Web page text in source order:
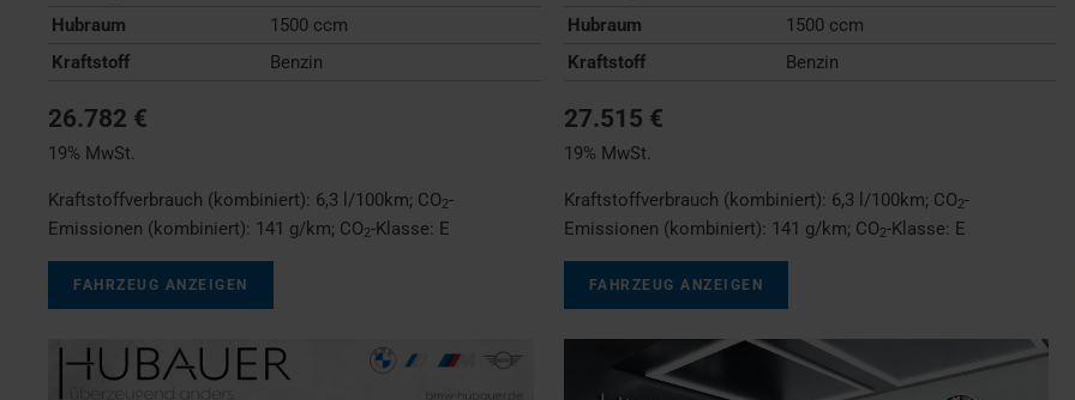
Hubraum
1500 ccm
Kraftstoff
Benzin
26.782 €
19% MwSt.
Kraftstoffverbrauch (kombiniert): 6,3 l/100km; CO2-
Emissionen (kombiniert): 141 g/km; CO2-Klasse: E
FAHRZEUG ANZEIGEN
Hubraum
1500 ccm
Kraftstoff
Benzin
27.515 €
19% MwSt.
Kraftstoffverbrauch (kombiniert): 6,3 l/100km; CO2-
Emissionen (kombiniert): 141 g/km; CO2-Klasse: E
FAHRZEUG ANZEIGEN